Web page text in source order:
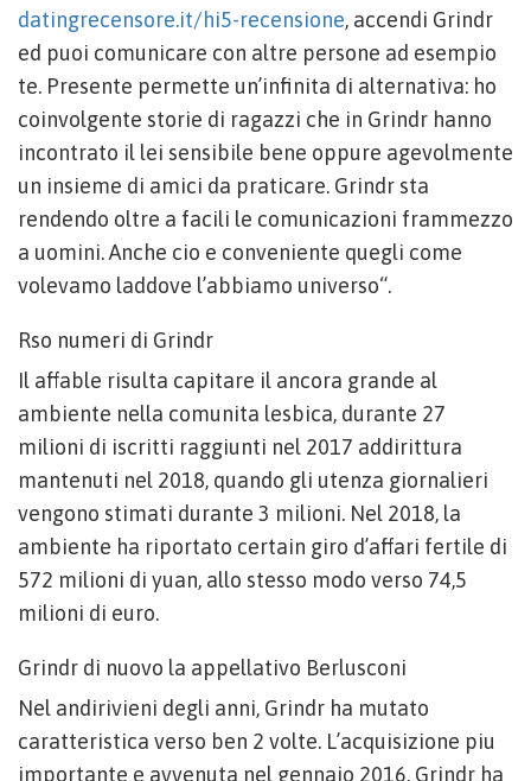
datingrecensore.it/hi5-recensione, accendi Grindr
ed puoi comunicare con altre persone ad esempio
te. Presente permette un’infinita di alternativa: ho
coinvolgente storie di ragazzi che in Grindr hanno
incontrato il lei sensibile bene oppure agevolmente
un insieme di amici da praticare. Grindr sta
rendendo oltre a facili le comunicazioni frammezzo
a uomini. Anche cio e conveniente quegli come
volevamo laddove l’abbiamo universo“.
Rso numeri di Grindr
Il affable risulta capitare il ancora grande al
ambiente nella comunita lesbica, durante 27
milioni di iscritti raggiunti nel 2017 addirittura
mantenuti nel 2018, quando gli utenza giornalieri
vengono stimati durante 3 milioni. Nel 2018, la
ambiente ha riportato certain giro d’affari fertile di
572 milioni di yuan, allo stesso modo verso 74,5
milioni di euro.
Grindr di nuovo la appellativo Berlusconi
Nel andirivieni degli anni, Grindr ha mutato
caratteristica verso ben 2 volte. L’acquisizione piu
importante e avvenuta nel gennaio 2016. Grindr ha